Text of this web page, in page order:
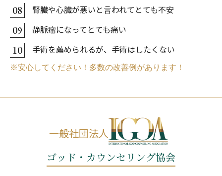
08 腎臓や心臓が悪いと言われてとても不安
09 静脈瘤になってとても痛い
10 手術を薦められるが、手術はしたくない
※安心してください！多数の改善例があります！
一般社団法人
ゴッド・カウンセリング協会